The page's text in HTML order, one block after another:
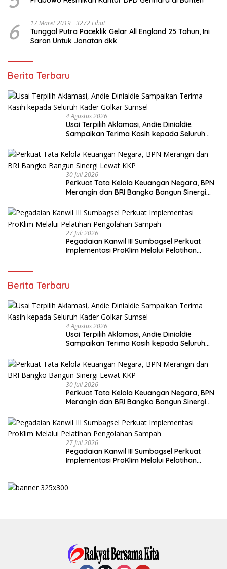
6 17 Maret 2019 3272 Lihat
Tunggal Putra Paceklik Gelar All England 25 Tahun, Ini
Saran Untuk Jonatan dkk
Berita Terbaru
4 Agustus 2026
Usai Terpilih Aklamasi, Andie Dinialdie
Sampaikan Terima Kasih kepada Seluruh
30 Juli 2026
Perkuat Tata Kelola Keuangan Negara, BPN
Merangin dan BRI Bangko Bangun Sinergi
27 Juli 2026
Pegadaian Kanwil III Sumbagsel Perkuat
Implementasi ProKlim Melalui Pelatihan
Berita Terbaru
4 Agustus 2026
Usai Terpilih Aklamasi, Andie Dinialdie
Sampaikan Terima Kasih kepada Seluruh
30 Juli 2026
Perkuat Tata Kelola Keuangan Negara, BPN
Merangin dan BRI Bangko Bangun Sinergi
27 Juli 2026
Pegadaian Kanwil III Sumbagsel Perkuat
Implementasi ProKlim Melalui Pelatihan